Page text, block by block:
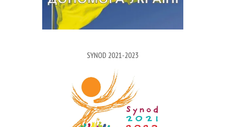
SYNOD 2021-2023